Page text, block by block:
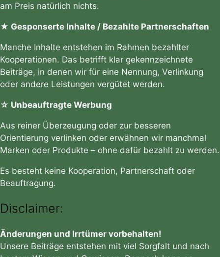
am Preis natürlich nichts.
★ Gesponserte Inhalte / Bezahlte Partnerschaften
Manche Inhalte entstehen im Rahmen bezahlter
Kooperationen. Das betrifft klar gekennzeichnete
Beiträge, in denen wir für eine Nennung, Verlinkung
oder andere Leistungen vergütet werden.
☆ Unbeauftragte Werbung
Aus reiner Überzeugung oder zur besseren
Orientierung verlinken oder erwähnen wir manchmal
Marken oder Produkte – ohne dafür bezahlt zu werden.
Es besteht keine Kooperation, Partnerschaft oder
Beauftragung.
Disclaimer:
Änderungen und Irrtümer vorbehalten!
Unsere Beiträge entstehen mit viel Sorgfalt und nach